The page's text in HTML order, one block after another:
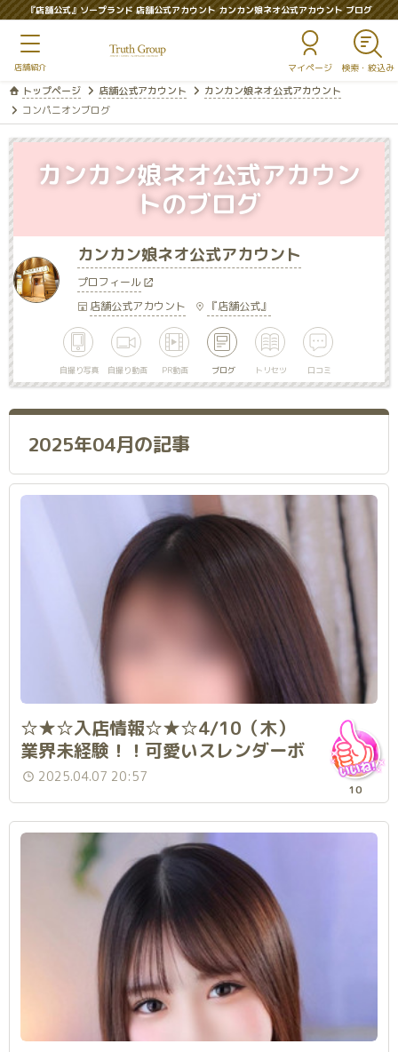
『店舗公式』ソープランド 店舗公式アカウント カンカン娘ネオ公式アカウント ブログ
マイページ
トップページ 店舗公式アカウント
カンカン娘ネオ公式アカウント
コンパニオンブログ
カンカン娘ネオ公式アカウント
プロフィール
店舗公式アカウント
『店舗公式』
自撮り写真 自撮り動画 PR動画 ブログ トリセツ 口コミ
カンカン娘ネオ公式アカウン
トのブログ
2025年04月の記事
☆★☆入店情報☆★☆4/10（木）
業界未経験！！可愛いスレンダーボ
ディ「桃子」さん入店です♪
2025.04.07 20:57
10